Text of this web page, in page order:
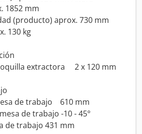
1852 mm
(producto) aprox. 730 mm
130 kg
extractora 2 x 120 mm
de trabajo 610 mm
de trabajo -10 - 45°
de trabajo 431 mm